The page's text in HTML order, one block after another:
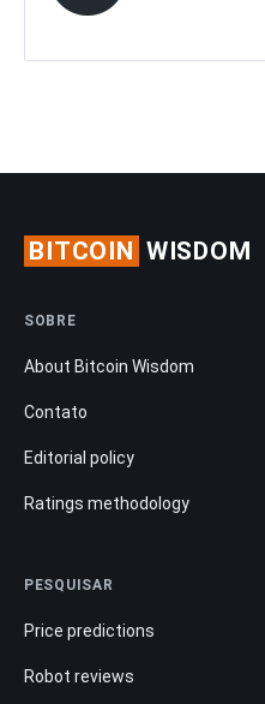
BITCOIN WISDOM
SOBRE
About Bitcoin Wisdom
Contato
Editorial policy
Ratings methodology
PESQUISAR
Price predictions
Robot reviews